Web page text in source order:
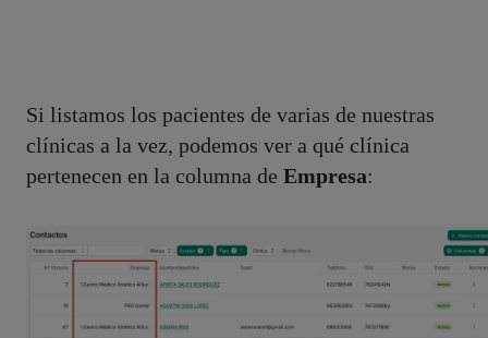
Si listamos los pacientes de varias de nuestras
clínicas a la vez, podemos ver a qué clínica
pertenecen en la columna de Empresa: